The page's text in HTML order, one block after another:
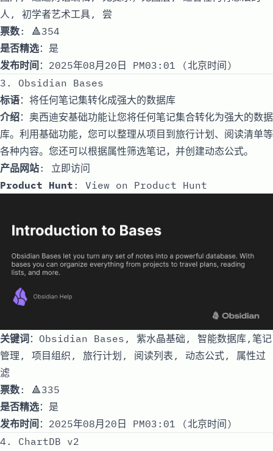
人, 初学者艺术工具, 尝
票数: 🔺354
是否精选：是
发布时间 ：2025年08月20日 PM03:01 (北京时间)
3. Obsidian Bases
标语：将任何笔记集转化成强大的数据库
介绍：奥西迪安基础功能让您将任何笔记集合转化为强大的数据
库。利用基础功能，您可以整理从项目到旅行计划、阅读清单等
各种内容。您还可以根据属性筛选笔记，并创建动态公式。
产品网站: 立即访问
Product Hunt : View on Product Hunt
关键词：Obsidian Bases, 紫水晶基础, 智能数据库,笔记
管理, 项目组织, 旅行计划, 阅读列表, 动态公式, 属性过
滤
票数: 🔺335
是否精选：是
发布时间 ：2025年08月20日 PM03:01 (北京时间)
4. ChartDB v2